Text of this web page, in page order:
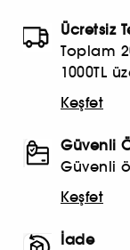
Ücretsiz
Toplam
1000TL
Keşfet
Güvenli
Güvenli
Keşfet
İade